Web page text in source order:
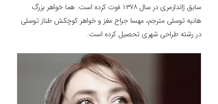
سابق ژاندارمری در سال ۱۳۷۸ فوت کرده است. هما خواهر بزرگ
هانیه توسلی مترجم، مهسا جراح مغز و خواهر کوچکش طناز توسلی
در رشته طراحی شهری تحصیل کرده است.